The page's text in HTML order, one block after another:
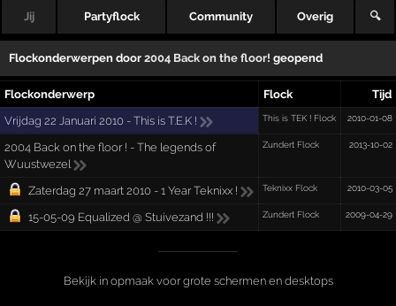
Jij Partyflock Community Overig 🔍
Flockonderwerpen door2004 Back on the floor! geopend
Flockonderwerp Flock
Tijd
Vrijdag 22 Januari 2010 - This is T.E.K !
This is TEK ! Flock 2010-01-08
2004 Back on the floor ! - The legends of
Wuustwezel
Zundert Flock 2013-10-02
Zaterdag 27 maart 2010 - 1 Year Teknixx ! Teknixx Flock 2010-03-05
15-05-09 Equalized @ Stuivezand !!! Zundert Flock 2009-04-29
Bekijk in opmaak voor grote schermen en desktops